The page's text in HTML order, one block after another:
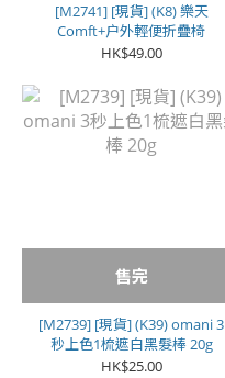
[M2741] [現貨] (K8) 樂天
Comft+户外輕便折疊椅
HK$49.00
售完
[M2739] [現貨] (K39) omani 3
秒上色1梳遮白黑髮棒 20g
HK$25.00